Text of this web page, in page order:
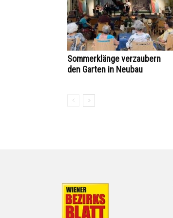
Sommerklänge verzaubern
den Garten in Neubau